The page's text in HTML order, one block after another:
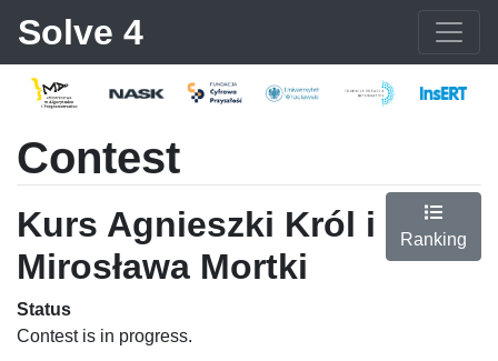
Solve 4
Contest
Kurs Agnieszki Król i
Mirosława Mortki
Ranking
Status
Contest is in progress.